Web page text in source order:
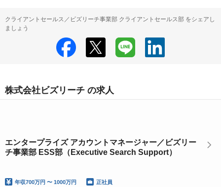
クライアントセールス／ビズリーチ事業部 クライアントセールス部 をシェアし
ましょう
株式会社ビズリーチ の求人
エンタープライズ アカウントマネージャー／ビズリー
チ事業部 ESS部（Executive Search Support）
年収700万円 〜 1000万円 正社員